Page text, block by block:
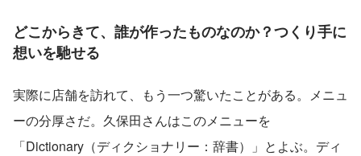
どこからきて、誰が作ったものなのか？つくり手に
想いを馳せる
実際に店舗を訪れて、もう一つ驚いたことがある。メニュ
ーの分厚さだ。久保田さんはこのメニューを
「Dictionary（ディクショナリー：辞書）」とよぶ。ディ